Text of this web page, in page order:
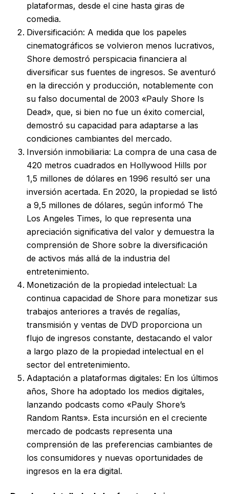
plataformas, desde el cine hasta giras de
comedia.
Diversificación: A medida que los papeles
cinematográficos se volvieron menos lucrativos,
Shore demostró perspicacia financiera al
diversificar sus fuentes de ingresos. Se aventuró
en la dirección y producción, notablemente con
su falso documental de 2003 «Pauly Shore Is
Dead», que, si bien no fue un éxito comercial,
demostró su capacidad para adaptarse a las
condiciones cambiantes del mercado.
Inversión inmobiliaria: La compra de una casa de
420 metros cuadrados en Hollywood Hills por
1,5 millones de dólares en 1996 resultó ser una
inversión acertada. En 2020, la propiedad se listó
a 9,5 millones de dólares, según informó The
Los Angeles Times, lo que representa una
apreciación significativa del valor y demuestra la
comprensión de Shore sobre la diversificación
de activos más allá de la industria del
entretenimiento.
Monetización de la propiedad intelectual: La
continua capacidad de Shore para monetizar sus
trabajos anteriores a través de regalías,
transmisión y ventas de DVD proporciona un
flujo de ingresos constante, destacando el valor
a largo plazo de la propiedad intelectual en el
sector del entretenimiento.
Adaptación a plataformas digitales: En los últimos
años, Shore ha adoptado los medios digitales,
lanzando podcasts como «Pauly Shore’s
Random Rants». Esta incursión en el creciente
mercado de podcasts representa una
comprensión de las preferencias cambiantes de
los consumidores y nuevas oportunidades de
ingresos en la era digital.